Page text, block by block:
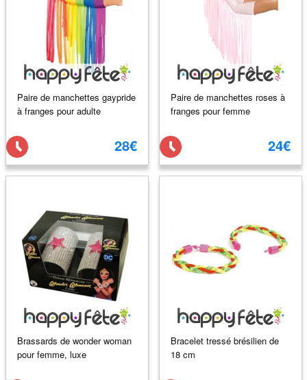
Paire de manchettes gaypride
à franges pour adulte
28€
Paire de manchettes roses à
franges pour femme
24€
Brassards de wonder woman
pour femme, luxe
Bracelet tressé brésilien de
18 cm